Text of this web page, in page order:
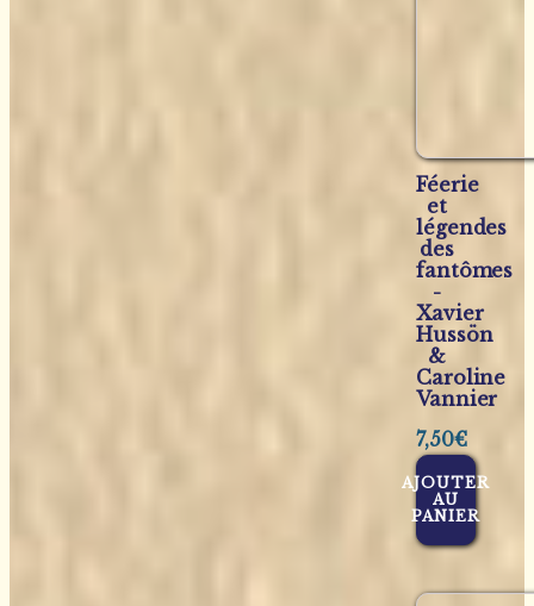
Féerie
et
légendes
des
fantômes
-
Xavier
Hussön
&
Caroline
Vannier
7,50€
AJOUTER
AU
PANIER